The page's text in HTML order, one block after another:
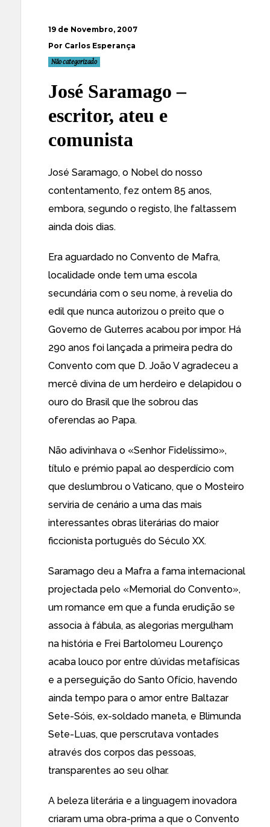
19 de Novembro, 2007
Por Carlos Esperança
Não categorizado
José Saramago –
escritor, ateu e
comunista
José Saramago, o Nobel do nosso
contentamento, fez ontem 85 anos,
embora, segundo o registo, lhe faltassem
ainda dois dias.
Era aguardado no Convento de Mafra,
localidade onde tem uma escola
secundária com o seu nome, à revelia do
edil que nunca autorizou o preito que o
Governo de Guterres acabou por impor. Há
290 anos foi lançada a primeira pedra do
Convento com que D. João V agradeceu a
mercê divina de um herdeiro e delapidou o
ouro do Brasil que lhe sobrou das
oferendas ao Papa.
Não adivinhava o «Senhor Fidelíssimo»,
título e prémio papal ao desperdício com
que deslumbrou o Vaticano, que o Mosteiro
serviria de cenário a uma das mais
interessantes obras literárias do maior
ficcionista português do Século XX.
Saramago deu a Mafra a fama internacional
projectada pelo «Memorial do Convento»,
um romance em que a funda erudição se
associa à fábula, as alegorias mergulham
na história e Frei Bartolomeu Lourenço
acaba louco por entre dúvidas metafísicas
e a perseguição do Santo Ofício, havendo
ainda tempo para o amor entre Baltazar
Sete-Sóis, ex-soldado maneta, e Blimunda
Sete-Luas, que perscrutava vontades
através dos corpos das pessoas,
transparentes ao seu olhar.
A beleza literária e a linguagem inovadora
criaram uma obra-prima a que o Convento